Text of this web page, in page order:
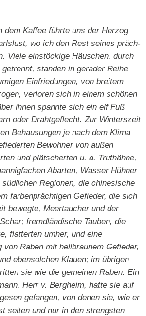
dem Kaffee führte uns der Herzog
wo ich den Rest seines präch­
Viele einstöckige Häuschen, durch
standen in gerader Reihe
Einfriedungen, von breitem
verloren sich in einem schönen
ihnen spannte sich ein elf Fuß
oder Drahtgeflecht. Zur Winterszeit
Behausungen je nach dem Klima
Bewohner von außen
und plätscherten u. a. Truthähne,
Abarten, Wasser­ Hühner
Regionen, die chinesische
farbenprächtigen Gefieder, die sich
bewegte, Meertaucher und der
fremdländische Tauben, die
flatterten umher, und eine
von Raben mit hellbraunem Gefieder,
ebensolchen Klauen; im übrigen
sie wie die ge­meinen Raben. Ein
Herr v. Bergheim, hatte sie auf
gefangen, von denen sie, wie er
selten und nur in den strengsten